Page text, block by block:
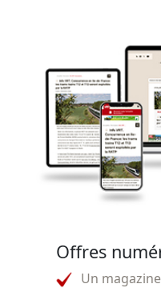
Offres
Un